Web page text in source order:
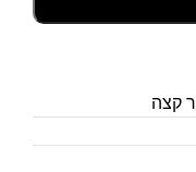
קצה